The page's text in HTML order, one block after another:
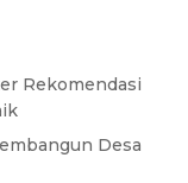
Rekomendasi
Desa